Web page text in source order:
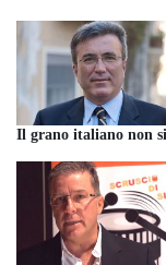
Il grano italiano non